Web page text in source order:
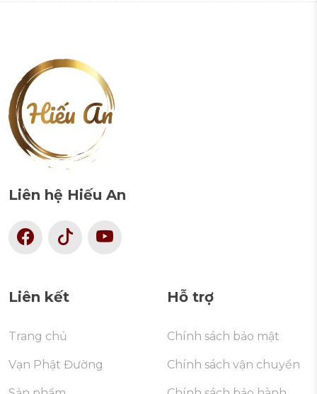
Liên hệ Hiếu An
Liên kết
Trang chủ
Vạn Phật Đường
Hỗ trợ
Chính sách bảo mật
Chính sách vận chuyển